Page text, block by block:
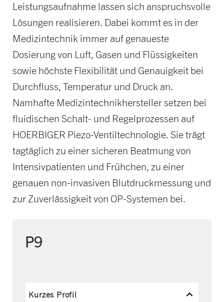
Leistungsaufnahme lassen sich anspruchsvolle
Lösungen realisieren. Dabei kommt es in der
Medizintechnik immer auf genaueste
Dosierung von Luft, Gasen und Flüssigkeiten
sowie höchste Flexibilität und Genauigkeit bei
Durchfluss, Temperatur und Druck an.
Namhafte Medizintechnikhersteller setzen bei
fluidischen Schalt- und Regelprozessen auf
HOERBIGER Piezo-Ventiltechnologie. Sie trägt
tagtäglich zu einer sicheren Beatmung von
Intensivpatienten und Frühchen, zu einer
genauen non-invasiven Blutdruckmessung und
zur Zuverlässigkeit von OP-Systemen bei.
P9
Kurzes Profil